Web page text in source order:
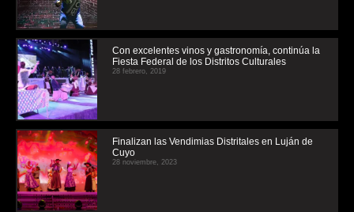
Con excelentes vinos y gastronomía, continúa la
Fiesta Federal de los Distritos Culturales
28 febrero, 2019
Finalizan las Vendimias Distritales en Luján de
Cuyo
28 noviembre, 2023